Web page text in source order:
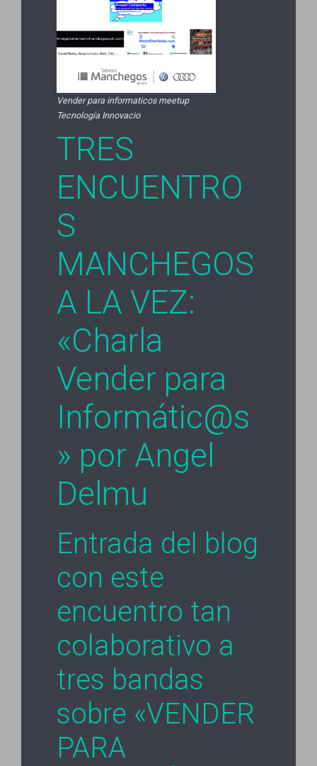
Vender para informaticos meetup
Tecnología Innovacio
TRES
ENCUENTRO
S
MANCHEGOS
A LA VEZ:
«Charla
Vender para
Informátic@s
» por Angel
Delmu
Entrada del blog
con este
encuentro tan
colaborativo a
tres bandas
sobre «VENDER
PARA